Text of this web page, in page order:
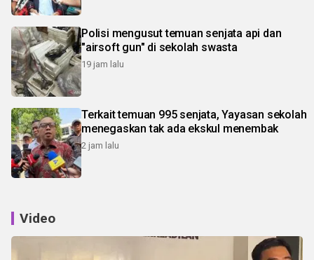
Polisi mengusut temuan senjata api dan
"airsoft gun" di sekolah swasta
19 jam lalu
Terkait temuan 995 senjata, Yayasan sekolah
menegaskan tak ada ekskul menembak
2 jam lalu
Video